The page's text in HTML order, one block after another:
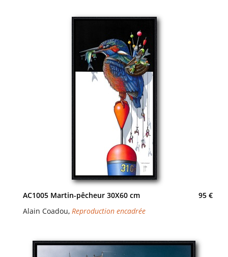
AC1005 Martin-pêcheur 30X60 cm
95 €
Alain Coadou, Reproduction encadrée